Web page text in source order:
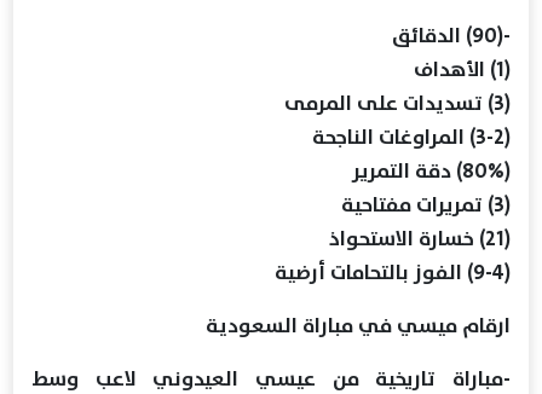
-(90) الدقائق
(1) الأهداف
(3) تسديدات على المرمى
(3-2) المراوغات الناجحة
(80%) دقة التمرير
(3) تمريرات مفتاحية
(21) خسارة الاستحواذ
(9-4) الفوز بالتحامات أرضية
ارقام ميسي في مباراة السعودية
-مباراة تاريخية من عيسي العيدوني لاعب وسط